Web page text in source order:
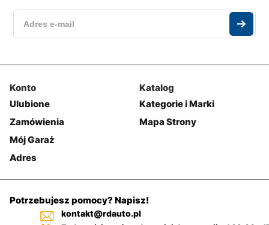
Konto
Ulubione
Zamówienia
Mój Garaż
Adres
Katalog
Kategorie i Marki
Mapa Strony
Potrzebujesz pomocy? Napisz!
kontakt@rdauto.pl